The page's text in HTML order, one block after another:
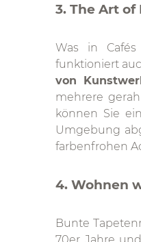
3. The Art
Was in
funktioniert
von
mehrere
können Sie
Umgebung
farbenfrohen
4. Wohnen
Bunte
70er Jahre